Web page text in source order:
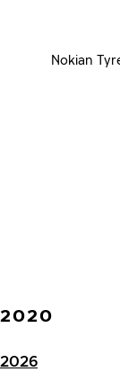
Nokian
2020
2026